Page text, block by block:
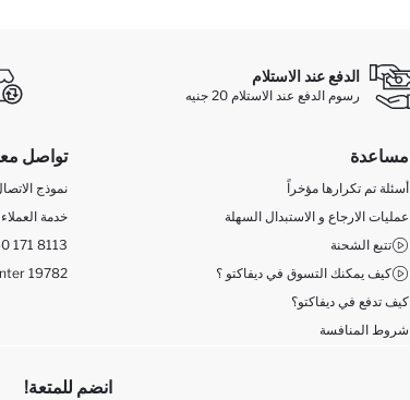
الدفع عند الاستلام
رسوم الدفع عند الاستلام 20 جنيه
مساعدة
أسئلة تم تكرارها مؤخراً
عمليات الارجاع و الاستبدال السهلة
تتبع الشحنة
كيف يمكنك التسوق في ديفاكتو ؟
كيف تدفع في ديفاكتو؟
شروط المنافسة
تواصل
نموذج
خدمة العملاء
171 8113
19782
انضم للمتعة!